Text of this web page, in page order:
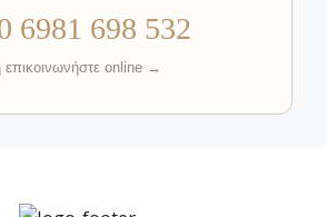
6981 698 532
επικοινωνήστε online →